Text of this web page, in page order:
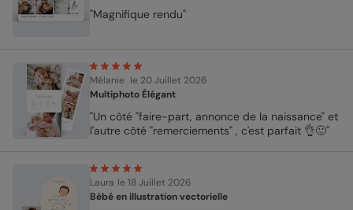
"Magnifique rendu"
Mélanie le 20 Juillet 2026
Multiphoto Élégant
"Un côté "faire-part, annonce de la naissance" et
l'autre côté "remerciements" , c'est parfait 👌🙂"
Laura le 18 Juillet 2026
Bébé en illustration vectorielle